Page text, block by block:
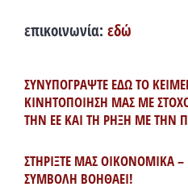
επικοινωνία: εδώ
ΣΥΝΥΠΟΓΡΑΨΤΕ ΕΔΩ ΤΟ
ΚΙΝΗΤΟΠΟΙΗΣΗ ΜΑΣ ΜΕ
ΤΗΝ ΕΕ ΚΑΙ ΤΗ ΡΗΞΗ ΜΕ ΤΗΝ
ΣΤΗΡΙΞΤΕ ΜΑΣ ΟΙΚΟΝΟΜΙΚΑ
ΣΥΜΒΟΛΗ ΒΟΗΘΑΕΙ!